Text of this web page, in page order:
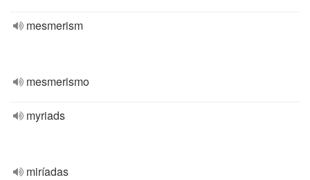
mesmerism
mesmerismo
myriads
miríadas